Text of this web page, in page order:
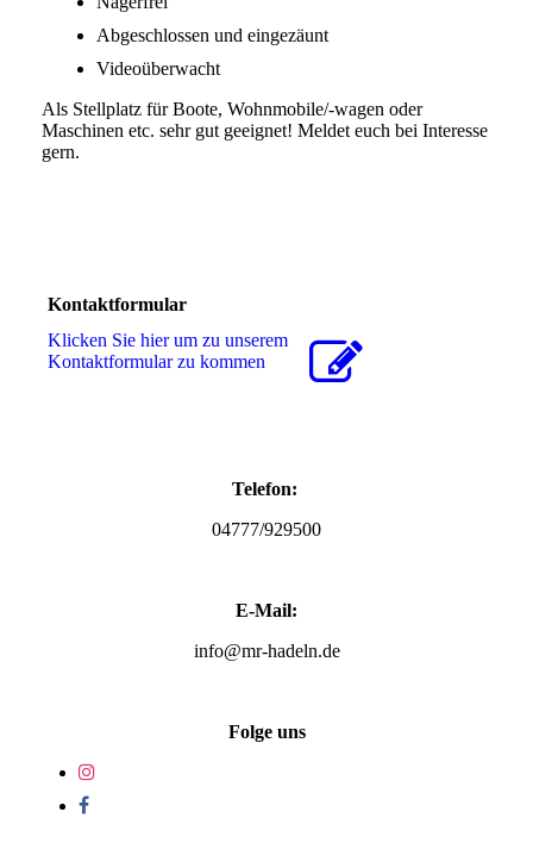
Abgeschlossen und eingezäunt
Videoüberwacht
Als Stellplatz für Boote, Wohnmobile/-wagen oder
Maschinen etc. sehr gut geeignet! Meldet euch bei Interesse
gern.
Kontaktformular
Klicken Sie hier um zu unserem
Kon­takt­for­mu­lar zu kommen
Telefon:
04777/929500
E-Mail:
info@mr-hadeln.de
Folge uns